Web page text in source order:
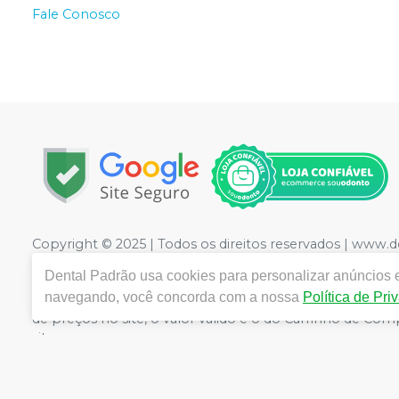
Fale Conosco
Copyright © 2025 | Todos os direitos reservados |
| CNPJ: 09.441.460/0001-20 | Rua Floriano
Medicamentos controle especial :1.21736-3
CRF/PE nº 10109 | Política de Privacidade e
de preços no site, o valor válido é o do Carrinho de
site.
Dental Padrão usa cookies para personalizar anúncios
navegando, você concorda com a nossa Política de